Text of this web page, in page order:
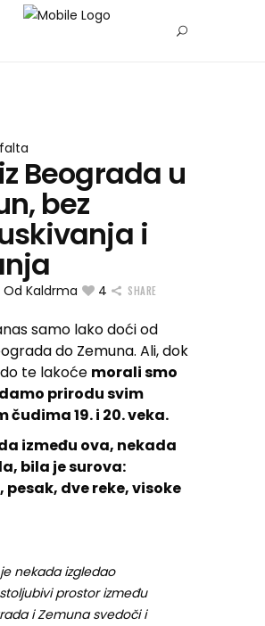
Beograda u
bez
i
Od Kaldrma 4 SHARE
samo lako doći od
do Zemuna. Ali, dok
te lakoće morali smo
prirodu svim
čudima 19. i 20. veka.
između ova, nekada
bila je surova:
pesak, dve reke, visoke
nekada izgledao
prostor između
i Zemuna svedoči i